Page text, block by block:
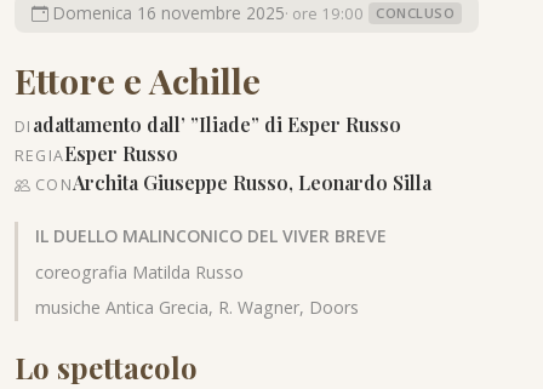
Domenica 16 novembre 2025· ore 19:00 CONCLUSO
Ettore e Achille
DI adattamento dall’ ”Iliade” di Esper Russo
REGIAEsper Russo
CONArchita Giuseppe Russo, Leonardo Silla
IL DUELLO MALINCONICO DEL VIVER BREVE
coreografia Matilda Russo
musiche Antica Grecia, R. Wagner, Doors
Lo spettacolo